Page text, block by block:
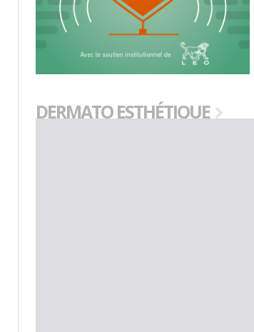
DERMATO ESTHÉTIQUE